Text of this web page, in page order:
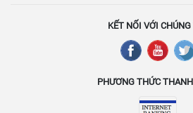
KẾT NỐI VỚI CHÚNG
PHƯƠNG THỨC